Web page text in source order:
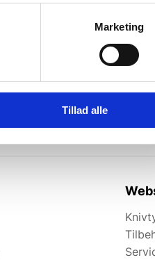
Marketing
Tillad alle